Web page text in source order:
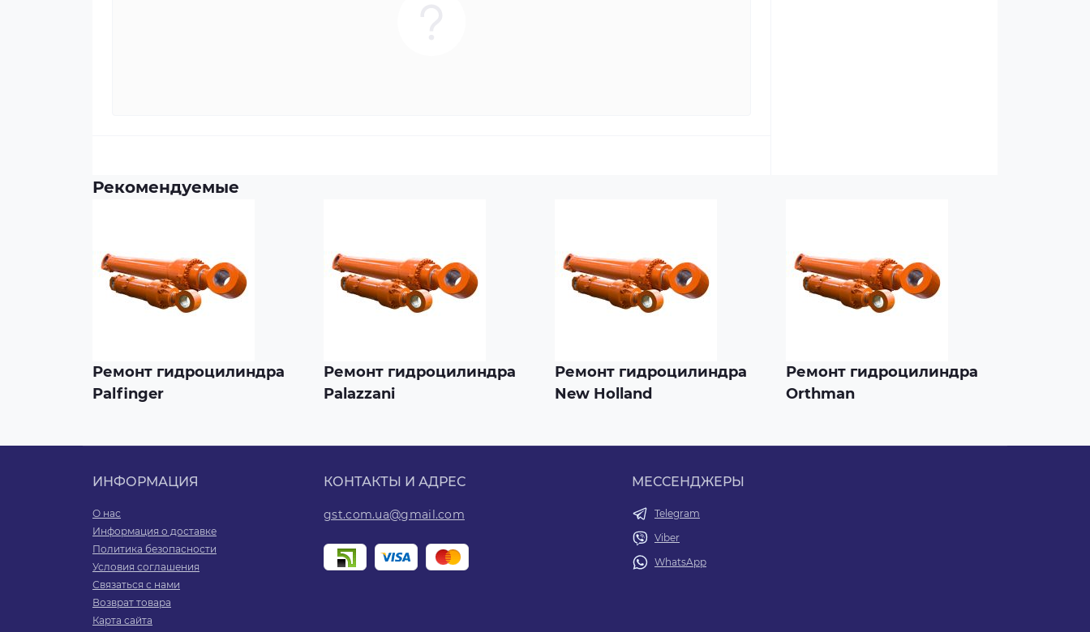
Рекомендуемые
Ремонт гидроцилиндра
Palfinger
Ремонт гидроцилиндра
Palazzani
Ремонт гидроцилиндра
New Holland
Ремонт гидроцилиндра
Orthman
ИНФОРМАЦИЯ
О нас
Информация о доставке
Политика безопасности
Условия соглашения
Связаться с нами
Возврат товара
Карта сайта
КОНТАКТЫ И АДРЕС
gst.com.ua@gmail.com
МЕССЕНДЖЕРЫ
Telegram
Viber
WhatsApp